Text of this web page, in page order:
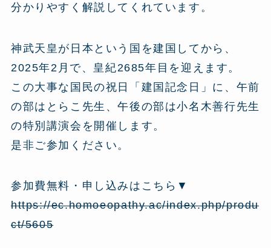
分かりやすく解説してくれています。
神武天皇が日本という国を建国してから、
2025年2月で、皇紀2685年目を迎えます。
この大事な国民の祝日「建国記念日」に、午前
の部はとらこ先生、午後の部は小名木善行先生
の特別講演会を開催します。
是非ご参加ください。
参加費無料・申し込みはこちら▼
https://ec.homoeopathy.ac/index.php/produ
ct/5605